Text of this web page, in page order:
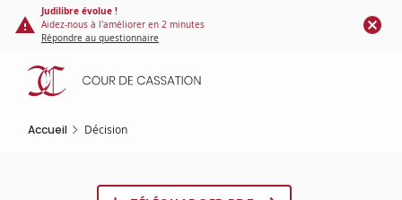
Panneau de gestion des cookies
contenu
principal
Judilibre évolue !
Aidez-nous à l'améliorer en 2 minutes
Répondre au questionnaire
Accueil Décision